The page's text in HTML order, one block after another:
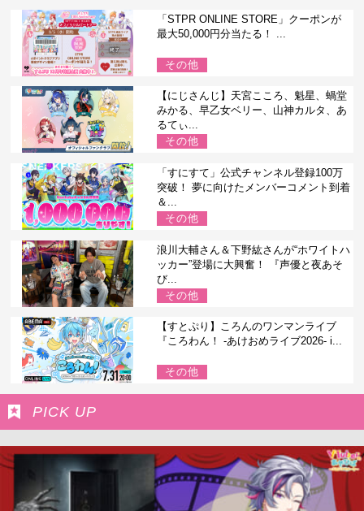
「STPR ONLINE STORE」クーポンが
最大50,000円分当たる！ ...
その他
【にじさんじ】天宮こころ、魁星、蝸堂
みかる、早乙女ベリー、山神カルタ、あ
るてぃ...
その他
「すにすて」公式チャンネル登録100万
突破！ 夢に向けたメンバーコメント到着
＆...
その他
浪川大輔さん＆下野紘さんが“ホワイトハ
ッカー”登場に大興奮！ 『声優と夜あそ
び...
その他
【すとぷり】ころんのワンマンライブ
『ころわん！ -あけおめライブ2026- i...
その他
PICK UP